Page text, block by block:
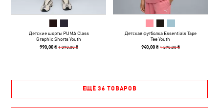
Детские шорты PUMA Class
Graphic Shorts Youth
990,00 ₴ 1 390,00 ₴
Детская футболка Essentials Tape
Tee Youth
940,00 ₴ 1 290,00 ₴
ЕЩЁ 36 ТОВАРОВ